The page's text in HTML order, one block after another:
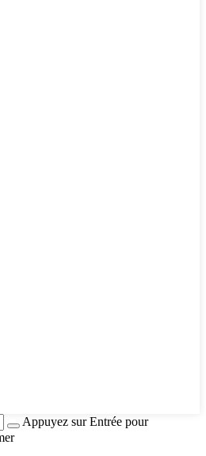
Appuyez sur Entrée pour